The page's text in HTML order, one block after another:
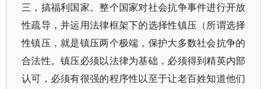
三，搞福利国家。整个国家对社会抗争事件进行开放
性疏导，并运用法律框架下的选择性镇压（所谓选择
性镇压，就是镇压两个极端，保护大多数社会抗争的
合法性。镇压必须以法律为基础，必须得到精英内部
认可，必须有很强的程序性以至于让老百姓知道他们